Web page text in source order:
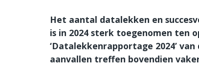
Het aantal datalekken en
is in 2024 sterk toegenomen ten
‘Datalekkenrapportage 2024’
aanvallen treffen bovendien